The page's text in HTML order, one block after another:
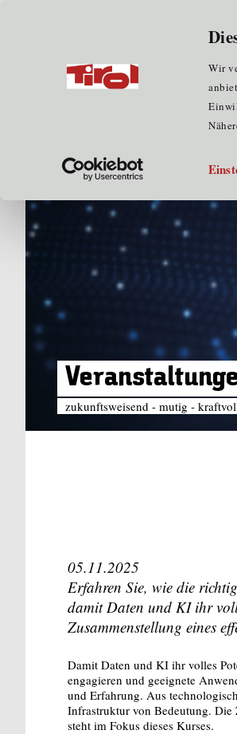
Wir
Home Veranstaltungen
zukunftsweisend - mutig -
05.11.2025
Erfahren Sie, wie die
damit Daten und KI ihr
Zusammenstellung eines
Damit Daten und KI ihr volles
engagieren und geeignete
und Erfahrung. Aus
Infrastruktur von Bedeutung. Die
steht im Fokus dieses Kurses.